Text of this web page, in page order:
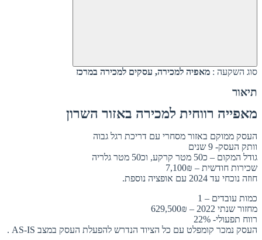
סוג השקעה : מאפיה למכירה, עסקים למכירה במרכז
תיאור
מאפייה רווחית למכירה באזור השרון
העסק ממוקם באזור מסחרי עם דריכת רגל גבוה
וותק העסק- 9 שנים
גודל המקום – כ50 מטר קרקע, וכ50 מטר גלריה
שכירות חודשית – 7,100₪
חוזה נוכחי עד 2024 עם אופציה נוספת.
כמות עובדים – 1
מחזור שנתי 2022 – 629,500₪
רווח תפעולי- 22%
העסק נמכר קומפלט עם כל הציוד הנדרש להפעלת העסק במצב AS-IS .